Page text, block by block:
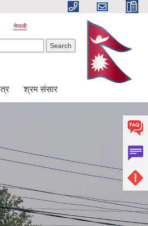
नेपाली
श्रम संसार